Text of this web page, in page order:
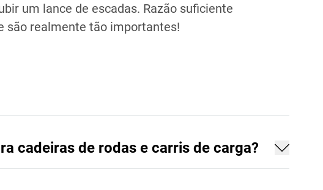
um lance de escadas. Razão suficiente
são realmente tão importantes!
cadeiras de rodas e carris de carga?